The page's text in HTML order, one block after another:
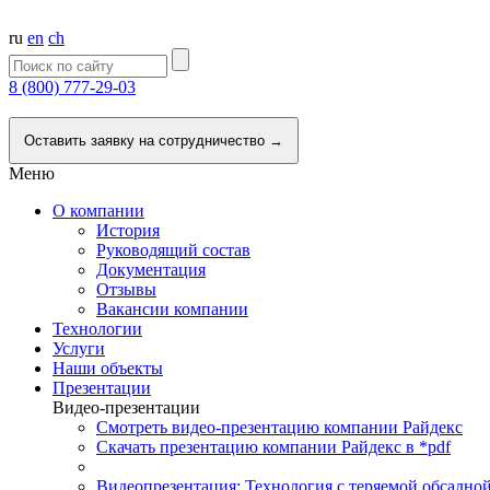
ru en ch
8 (800) 777-29-03
Оставить заявку на сотрудничество →
Меню
О компании
История
Руководящий состав
Документация
Отзывы
Вакансии компании
Технологии
Услуги
Наши объекты
Презентации
Видео-презентации
Смотреть видео-презентацию компании Райдекс
Скачать презентацию компании Райдекс в *pdf
Видеопрезентация: Технология с теряемой